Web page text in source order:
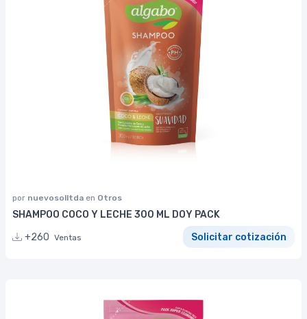
por nuevosolltda en Otros
SHAMPOO COCO Y LECHE 300 ML DOY PACK
+260 Ventas Solicitar cotización